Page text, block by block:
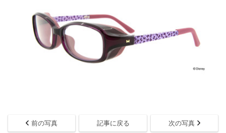
前の写真 記事に戻る 次の写真